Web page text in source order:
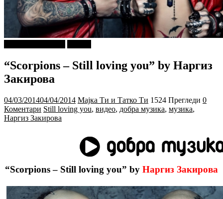
“Scorpions – Still loving you” by Наргиз
Закирова
04/03/201404/04/2014 Мајка Ти и Татко Ти 1524 Прегледи 0
Коментари Still loving you, видео, добра музика, музика,
Наргиз Закирова
“Scorpions – Still loving you” by Наргиз Закирова